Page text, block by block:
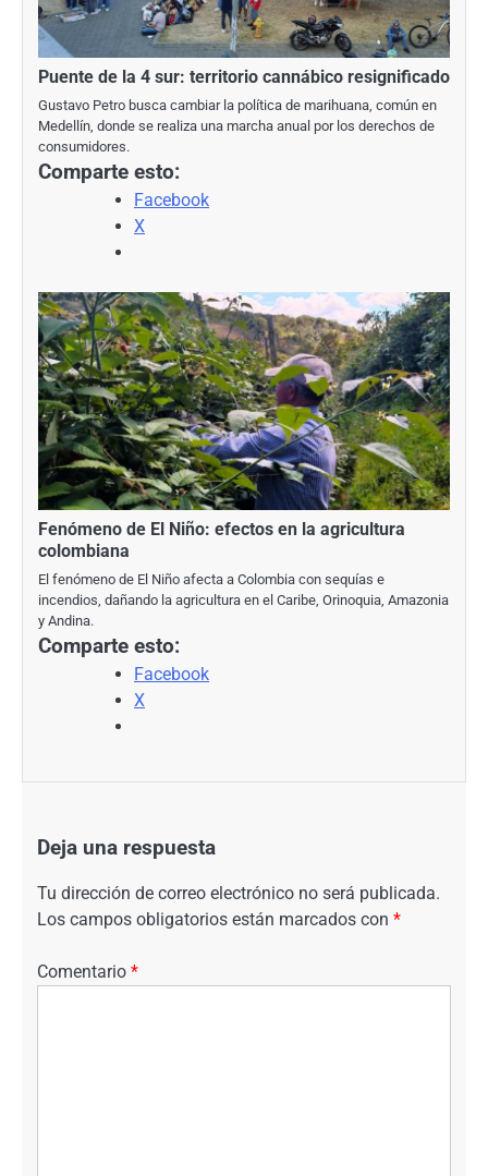
Puente de la 4 sur: territorio cannábico resignificado
Gustavo Petro busca cambiar la política de marihuana, común en
Medellín, donde se realiza una marcha anual por los derechos de
consumidores.
Comparte esto:
Facebook
X
Fenómeno de El Niño: efectos en la agricultura
colombiana
El fenómeno de El Niño afecta a Colombia con sequías e
incendios, dañando la agricultura en el Caribe, Orinoquia, Amazonia
y Andina.
Comparte esto:
Facebook
X
Deja una respuesta
Tu dirección de correo electrónico no será publicada.
Los campos obligatorios están marcados con *
Comentario *